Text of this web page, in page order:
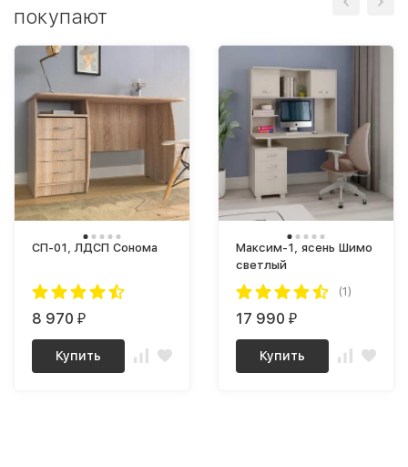
покупают
СП-01, ЛДСП Сонома
8 970 ₽
Купить
Максим-1, ясень Шимо
светлый
(1)
17 990 ₽
Купить